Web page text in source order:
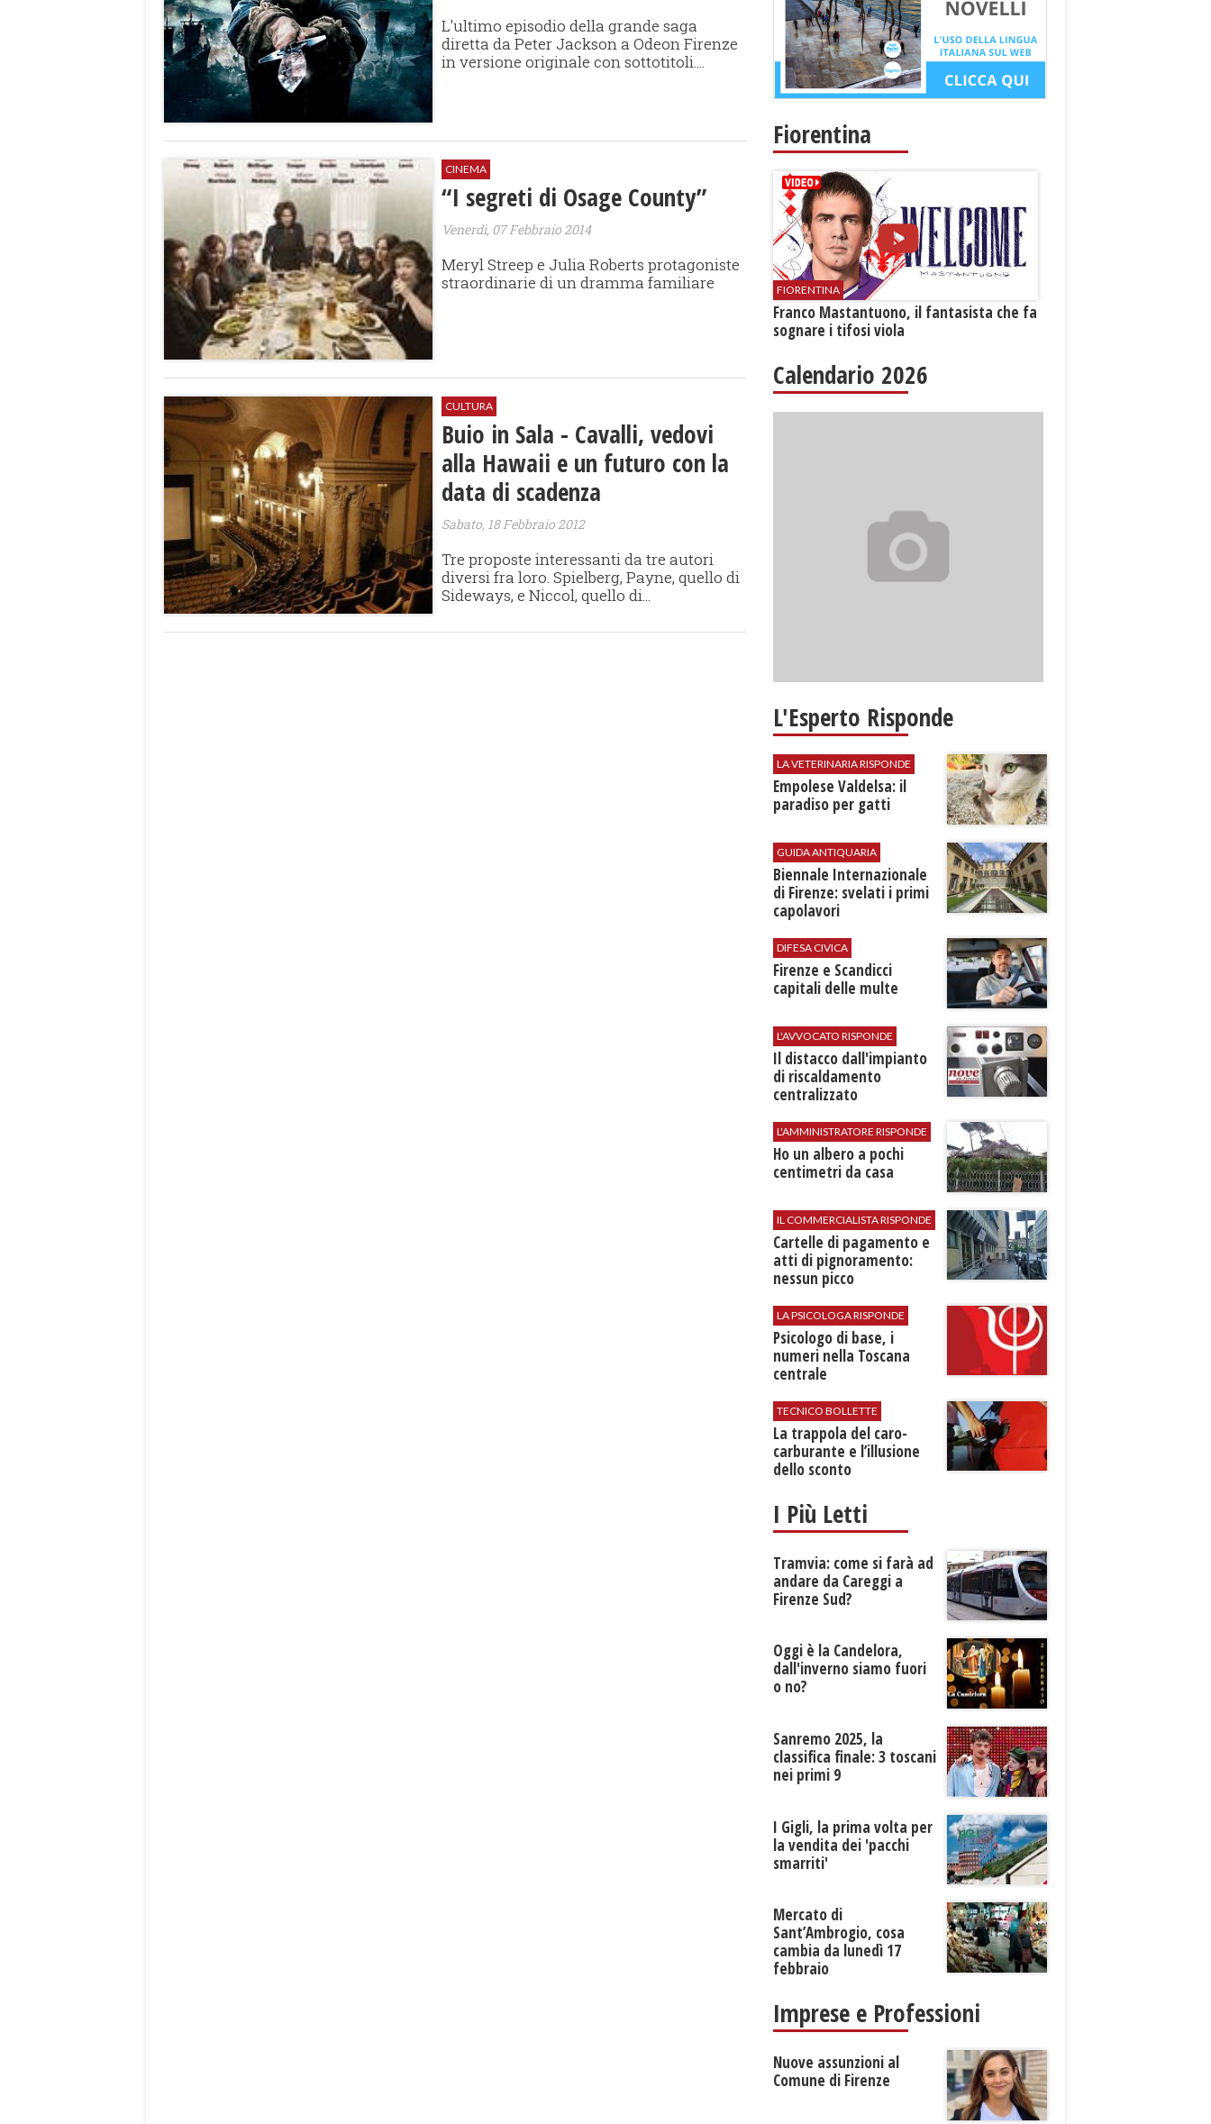
L'ultimo episodio della grande saga
diretta da Peter Jackson a Odeon Firenze
in versione originale con sottotitoli....
CINEMA
“I segreti di Osage County”
Venerdì, 07 Febbraio 2014
Meryl Streep e Julia Roberts protagoniste
straordinarie di un dramma familiare
CULTURA
Buio in Sala - Cavalli, vedovi
alla Hawaii e un futuro con la
data di scadenza
Sabato, 18 Febbraio 2012
Tre proposte interessanti da tre autori
diversi fra loro. Spielberg, Payne, quello di
Sideways, e Niccol, quello di...
Fiorentina
FIORENTINA
Franco Mastantuono, il fantasista che fa
sognare i tifosi viola
Calendario 2026
L'Esperto Risponde
LA VETERINARIA RISPONDE
Empolese Valdelsa: il
paradiso per gatti
GUIDA ANTIQUARIA
Biennale Internazionale
di Firenze: svelati i primi
capolavori
DIFESA CIVICA
Firenze e Scandicci
capitali delle multe
L'AVVOCATO RISPONDE
Il distacco dall'impianto
di riscaldamento
centralizzato
L'AMMINISTRATORE RISPONDE
Ho un albero a pochi
centimetri da casa
IL COMMERCIALISTA RISPONDE
Cartelle di pagamento e
atti di pignoramento:
nessun picco
LA PSICOLOGA RISPONDE
Psicologo di base, i
numeri nella Toscana
centrale
TECNICO BOLLETTE
​La trappola del caro-
carburante e l’illusione
dello sconto
I Più Letti
Tramvia: come si farà ad
andare da Careggi a
Firenze Sud?
Oggi è la Candelora,
dall'inverno siamo fuori
o no?
Sanremo 2025, la
classifica finale: 3 toscani
nei primi 9
I Gigli, la prima volta per
la vendita dei 'pacchi
smarriti'
Mercato di
Sant’Ambrogio, cosa
cambia da lunedì 17
febbraio
Imprese e Professioni
Nuove assunzioni al
Comune di Firenze